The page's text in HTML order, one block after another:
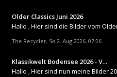
Older Classics Juni 2026
The Recycler, So 2. Aug 2026, 07:06
Klassikwelt Bodensee 2026 - V…